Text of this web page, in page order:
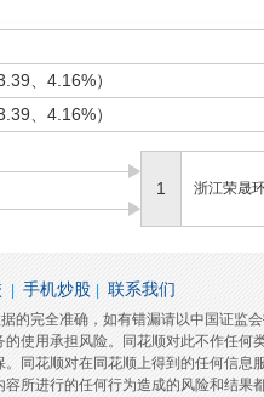
、4.16%）
、4.16%）
1 浙江荣晟
手机炒股 联系我们
完全准确，如有错漏请以中国证监
使用承担风险。同花顺对此不作任何
同花顺对在同花顺上得到的任何信息
所进行的任何行为造成的风险和结果